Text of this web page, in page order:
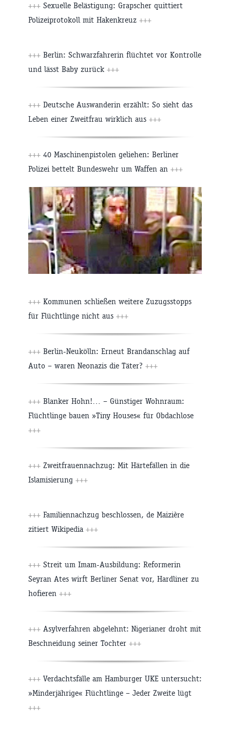
+++ Sexuelle Belästigung: Grapscher quittiert
Polizeiprotokoll mit Hakenkreuz +++
+++ Berlin: Schwarzfahrerin flüchtet vor Kontrolle
und lässt Baby zurück +++
+++ Deutsche Auswanderin erzählt: So sieht das
Leben einer Zweitfrau wirklich aus +++
+++ 40 Maschinenpistolen geliehen: Berliner
Polizei bettelt Bundeswehr um Waffen an +++
+++ Kommunen schließen weitere Zuzugsstopps
für Flüchtlinge nicht aus +++
+++ Berlin-Neukölln: Erneut Brandanschlag auf
Auto – waren Neonazis die Täter? +++
+++ Blanker Hohn!… – Günstiger Wohnraum:
Flüchtlinge bauen »Tiny Houses« für Obdachlose
+++
+++ Zweitfrauennachzug: Mit Härtefällen in die
Islamisierung +++
+++ Familiennachzug beschlossen, de Maizière
zitiert Wikipedia +++
+++ Streit um Imam-Ausbildung: Reformerin
Seyran Ates wirft Berliner Senat vor, Hardliner zu
hofieren +++
+++ Asylverfahren abgelehnt: Nigerianer droht mit
Beschneidung seiner Tochter +++
+++ Verdachtsfälle am Hamburger UKE untersucht:
»Minderjährige« Flüchtlinge – Jeder Zweite lügt
+++